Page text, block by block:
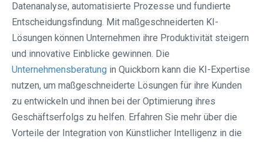
Datenanalyse, automatisierte Prozesse und fundierte
Entscheidungsfindung. Mit maßgeschneiderten KI-
Lösungen können Unternehmen ihre Produktivität steigern
und innovative Einblicke gewinnen. Die
Unternehmensberatung in Quickborn kann die KI-Expertise
nutzen, um maßgeschneiderte Lösungen für ihre Kunden
zu entwickeln und ihnen bei der Optimierung ihres
Geschäftserfolgs zu helfen. Erfahren Sie mehr über die
Vorteile der Integration von Künstlicher Intelligenz in die